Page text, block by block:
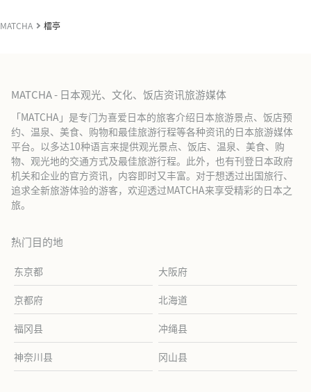
MATCHA 檑亭
MATCHA - 日本观光、文化、饭店资讯旅游媒体
「MATCHA」是专门为喜爱日本的旅客介绍日本旅游景点、饭店预
约、温泉、美食、购物和最佳旅游行程等各种资讯的日本旅游媒体
平台。以多达10种语言来提供观光景点、饭店、温泉、美食、购
物、观光地的交通方式及最佳旅游行程。此外，也有刊登日本政府
机关和企业的官方资讯，内容即时又丰富。对于想透过出国旅行、
追求全新旅游体验的游客，欢迎透过MATCHA来享受精彩的日本之
旅。
热门目的地
东京都 大阪府
京都府 北海道
福冈县 冲绳县
神奈川县 冈山县